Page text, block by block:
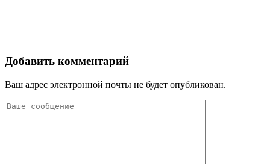
Добавить комментарий
Ваш адрес электронной почты не будет опубликован.